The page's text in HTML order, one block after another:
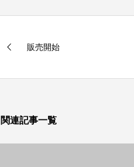
販売開始
関連記事一覧